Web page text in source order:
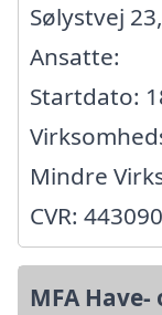
Sølystvej
Ansatte:
Startdato:
Mindre
CVR:
MFA